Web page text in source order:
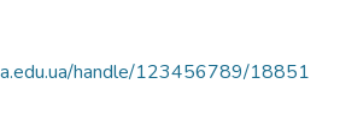
handle/123456789/18851